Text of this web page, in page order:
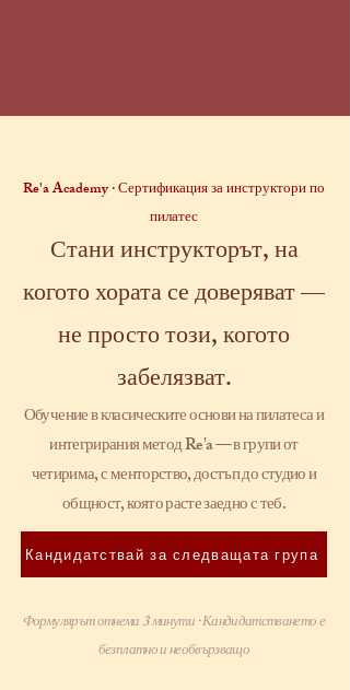
Re'a Academy · Сертификация за инструктори по
пилатес
Стани инструкторът, на
когото хората се доверяват —
не просто този, когото
забелязват.
Обучение в класическите основи на пилатеса и
интегрирания метод Re'a — в групи от
четирима, с менторство, достъп до студио и
общност, която расте заедно с теб.
Формулярът отнема 3 минути · Кандидатстването е
безплатно и необвързващо
Кандидатствай за следващата група